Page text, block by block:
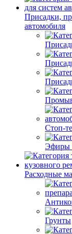
Присадки,
автомобиля
Стоп-
Эфиры
Расходные
Грунты